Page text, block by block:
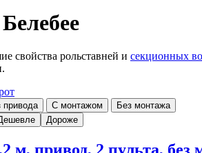
свойства рольставней и секционных
привода С монтажом
Без монтажа
Дороже